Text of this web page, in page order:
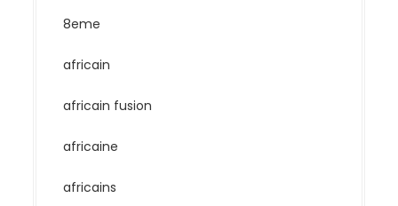
8eme
africain
africain fusion
africaine
africains